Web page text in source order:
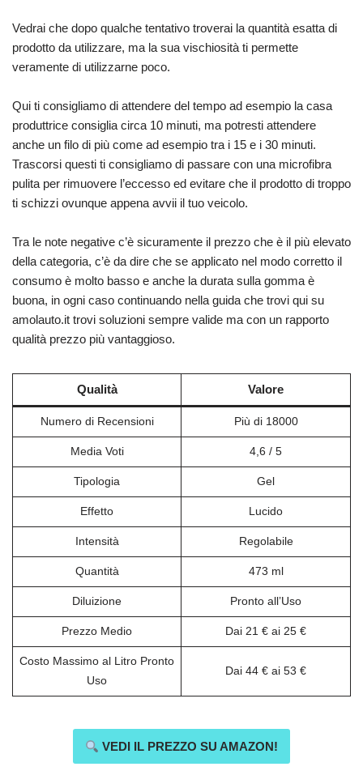
Vedrai che dopo qualche tentativo troverai la quantità esatta di
prodotto da utilizzare, ma la sua vischiosità ti permette
veramente di utilizzarne poco.
Qui ti consigliamo di attendere del tempo ad esempio la casa
produttrice consiglia circa 10 minuti, ma potresti attendere
anche un filo di più come ad esempio tra i 15 e i 30 minuti.
Trascorsi questi ti consigliamo di passare con una microfibra
pulita per rimuovere l’eccesso ed evitare che il prodotto di troppo
ti schizzi ovunque appena avvii il tuo veicolo.
Tra le note negative c’è sicuramente il prezzo che è il più elevato
della categoria, c’è da dire che se applicato nel modo corretto il
consumo è molto basso e anche la durata sulla gomma è
buona, in ogni caso continuando nella guida che trovi qui su
amolauto.it trovi soluzioni sempre valide ma con un rapporto
qualità prezzo più vantaggioso.
Qualità Valore
Numero di Recensioni Più di 18000
Media Voti 4,6 / 5
Tipologia Gel
Effetto Lucido
Intensità Regolabile
Quantità 473 ml
Diluizione Pronto all’Uso
Prezzo Medio Dai 21 € ai 25 €
Costo Massimo al Litro Pronto
Uso
Dai 44 € ai 53 €
VEDI IL PREZZO SU AMAZON!